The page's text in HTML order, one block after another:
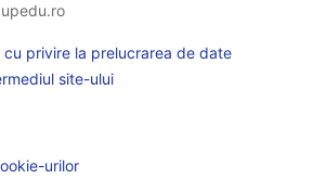
privire la prelucrarea de date
site-ului
urilor